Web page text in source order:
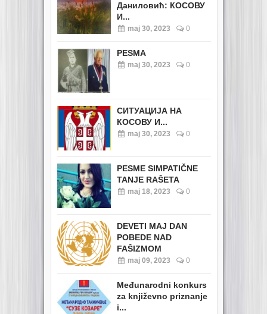
Даниловић: КОСОВУ
И...
maj 30, 2023 0
PESMA
maj 30, 2023 0
СИТУАЦИЈА НА
КОСОВУ И...
maj 30, 2023 0
PESME SIMPATIČNE
TANJE RAŠETA
maj 18, 2023 0
DEVETI MAJ DAN
POBEDE NAD
FAŠIZMOM
maj 09, 2023 0
Međunarodni konkurs
za književno priznanje
i...